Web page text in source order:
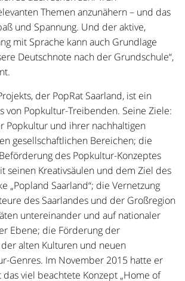
Themen anzunähern – und das
und Spannung. Und der aktive,
mit Sprache kann auch Grundlage
Deutschnote nach der Grundschule“,
der PopRat Saarland, ist ein
von Popkultur-Treibenden. Seine Ziele:
Popkultur und ihrer nachhaltigen
gesellschaftlichen Bereichen; die
des Popkultur-Konzeptes
seinen Kreativsäulen und dem Ziel des
„Popland Saarland“; die Vernetzung
des Saarlandes und der Großregion
untereinander und auf nationaler
Ebene; die Förderung der
alten Kulturen und neuen
Genres. Im November 2015 hatte er
viel beachtete Konzept „Home of